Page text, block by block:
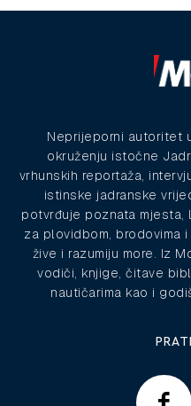
Neprijeporni autoritet
okruženju istočne
vrhunskih reportaža,
istinske jadranske
potvrđuje poznata
za plovidbom, brodovima
žive i razumiju more. Iz
vodiči, knjige, čitave
nautičarima kao i